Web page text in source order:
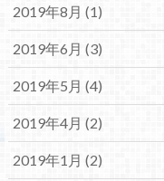
2019年8月 (1)
2019年6月 (3)
2019年5月 (4)
2019年4月 (2)
2019年1月 (2)